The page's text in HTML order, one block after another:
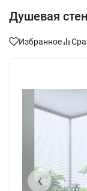
Душевая
Избранное
‹